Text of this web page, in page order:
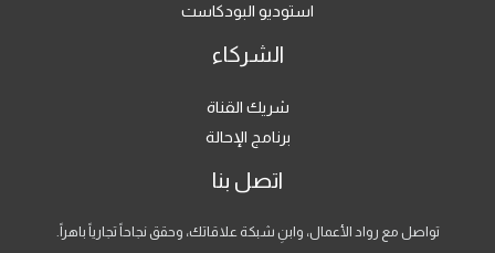
استوديو البودكاست
الشركاء
شريك القناة
برنامج الإحالة
اتصل بنا
تواصل مع رواد الأعمال، وابنِ شبكة علاقاتك، وحقق نجاحاً تجارياً باهراً.